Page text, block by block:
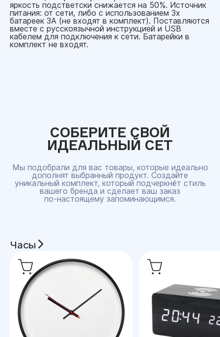
яркость подстветски снижается на 50%. Источник
питания: от сети, либо с использованием 3х
батареек 3А (не входят в комплект). Поставляются
вместе с русскоязычной инструкцией и USB
кабелем для подключения к сети. Батарейки в
комплект не входят.
СОБЕРИТЕ СВОЙ
ИДЕАЛЬНЫЙ СЕТ
Мы подобрали для вас товары, которые идеально
дополнят выбранный продукт. Создайте
уникальный комплект, который подчеркнёт стиль
вашего бренда и сделает ваш заказ
по‑настоящему запоминающимся.
Часы